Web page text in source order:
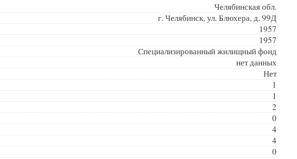
Челябинская обл.
г. Челябинск, ул. Блюхера, д. 99Д
1957
1957
Специализированный жилищный фонд
нет данных
Нет
1
1
2
0
4
4
0